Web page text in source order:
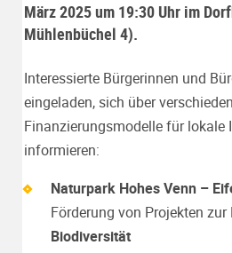
März 2025 um 19:30 Uhr im
Mühlenbüchel 4).
Interessierte Bürgerinnen und
eingeladen, sich über
Finanzierungsmodelle für lokale
informieren:
Naturpark Hohes Venn –
Förderung von Projekten
Biodiversität